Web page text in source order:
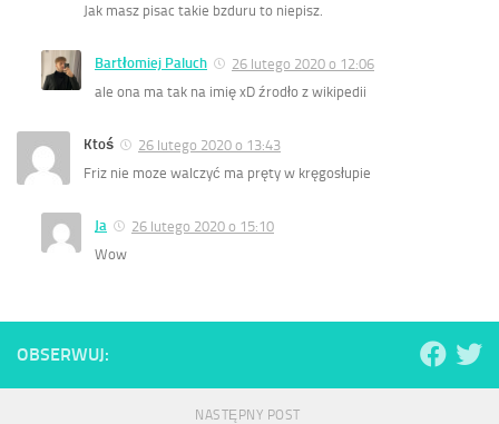
Jak masz pisac takie bzduru to niepisz.
Bartłomiej Paluch
26 lutego 2020 o 12:06
ale ona ma tak na imię xD źrodło z wikipedii
Ktoś
26 lutego 2020 o 13:43
Friz nie moze walczyć ma pręty w kręgosłupie
Ja
26 lutego 2020 o 15:10
Wow
OBSERWUJ:
NASTĘPNY POST